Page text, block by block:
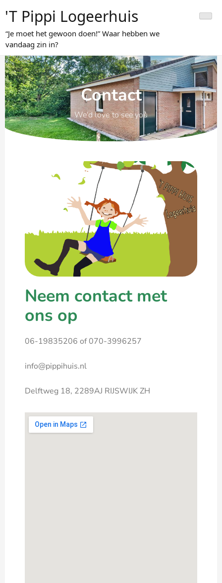
't Pippi Logeerhuis
“Je moet het gewoon doen!” Waar hebben we
vandaag zin in?
Contact
We'd love to see you
Neem contact met
ons op
06-19835206 of 070-3996257
info@pippihuis.nl
Delftweg 18, 2289AJ RIJSWIJK ZH